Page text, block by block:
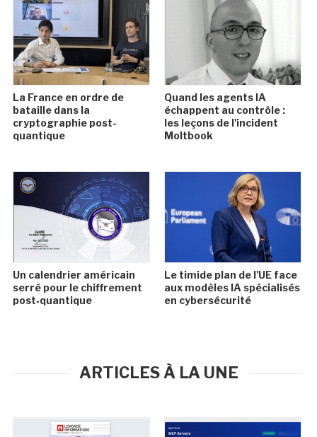
La France en ordre de
bataille dans la
cryptographie post-
quantique
Quand les agents IA
échappent au contrôle :
les leçons de l'incident
Moltbook
Un calendrier américain
serré pour le chiffrement
post‑quantique
Le timide plan de l'UE face
aux modèles IA spécialisés
en cybersécurité
ARTICLES À LA UNE